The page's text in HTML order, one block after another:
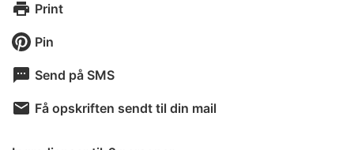
Print
Pin
Send på SMS
Få opskriften sendt til din mail